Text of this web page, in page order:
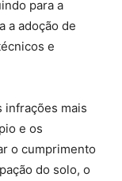
para a
a adoção de
e
infrações mais
e os
o cumprimento
do solo, o